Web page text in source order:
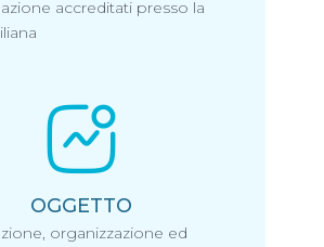
accreditati presso la
OGGETTO
organizzazione ed